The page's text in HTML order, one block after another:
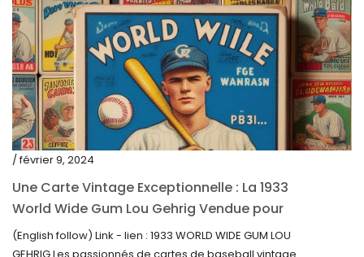
juillet 2021
juin 2021
mai 2021
avril 2021
mars 2021
janvier 2021
décembre 2020
/ février 9, 2024
Une Carte Vintage Exceptionnelle : La 1933
World Wide Gum Lou Gehrig Vendue pour
5500$ aux Enchères
(English follow) Link - lien : 1933 WORLD WIDE GUM LOU